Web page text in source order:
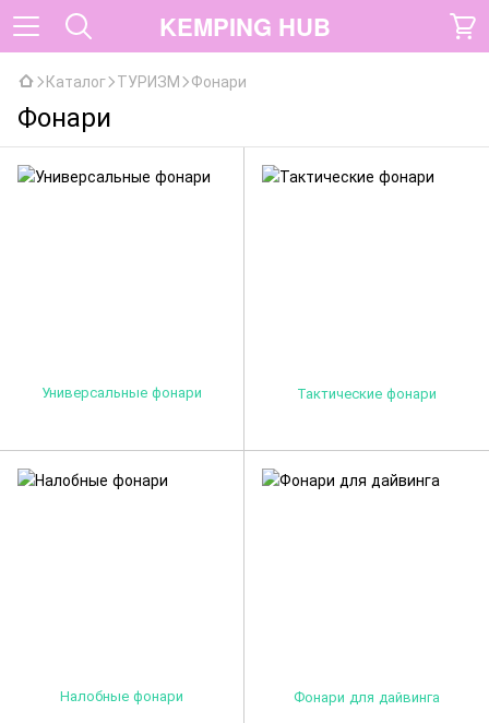
KEMPING HUB
Каталог ТУРИЗМ Фонари
Фонари
Универсальные фонари Тактические фонари
Налобные фонари Фонари для дайвинга